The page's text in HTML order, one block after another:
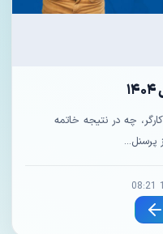
چه در نتیجه خاتمه
پرسنل...